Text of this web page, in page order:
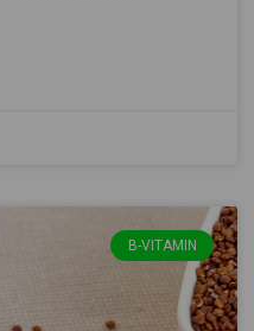
B-VITAMIN